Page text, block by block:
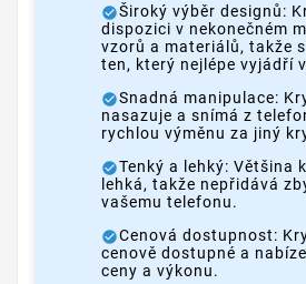
Široký výběr designů:
dispozici v nekonečném
vzorů a materiálů, takže
ten, který nejlépe vyjádří
Snadná manipulace:
nasazuje a snímá z
rychlou výměnu za jiný
Tenký a lehký: Většina
lehká, takže nepřidává
vašemu telefonu.
Cenová dostupnost:
cenově dostupné a
ceny a výkonu.